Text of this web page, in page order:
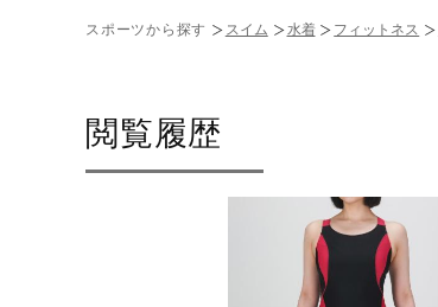
スポーツから探す スイム 水着 フィットネス
閲覧履歴